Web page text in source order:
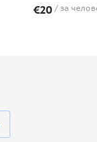
€20 за